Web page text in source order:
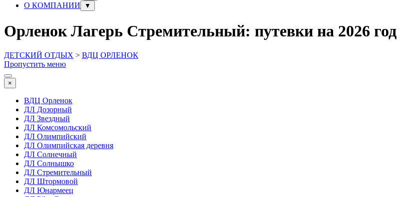
О КОМПАНИИ ▼
Орленок Лагерь Стремительный: путевки на 2026 год
ДЕТСКИЙ ОТДЫХ > ВДЦ ОРЛЕНОК
Пропустить меню
×
ВДЦ Орленок
ДЛ Дозорный
ДЛ Звездный
ДЛ Комсомольский
ДЛ Олимпийский
ДЛ Олимпийская деревня
ДЛ Солнечный
ДЛ Солнышко
ДЛ Стремительный
ДЛ Штормовой
ДЛ Юнармеец